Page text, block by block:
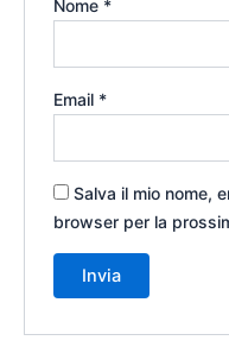
Nome *
Email *
Salva il mio nome,
browser per la